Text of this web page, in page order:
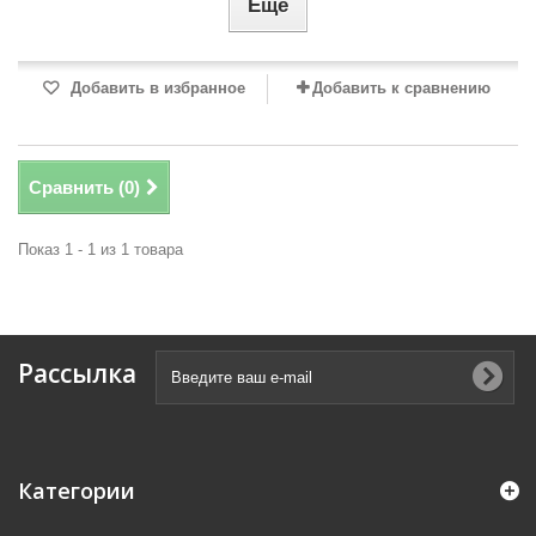
Еще
Добавить в избранное Добавить к сравнению
Сравнить (0)
Показ 1 - 1 из 1 товара
Рассылка
Категории